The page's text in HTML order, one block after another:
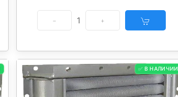
1
✅ В НАЛИЧИИ